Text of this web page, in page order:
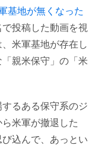
基地が無くなった
投稿した動画を視
米軍基地が存在し
親米保守」の「米
るある保守系のジ
米軍が撤退した
込んで、あっとい